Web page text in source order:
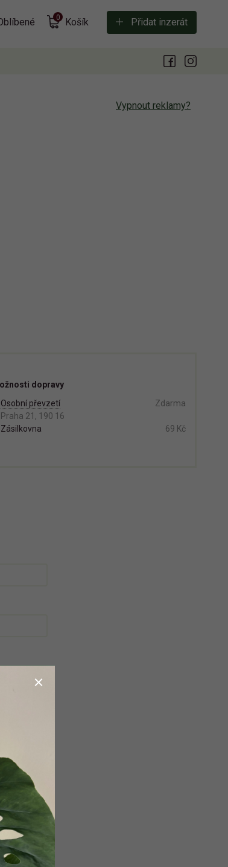
Košík
0 Přidat inzerát
Vypnout reklamy?
dopravy
Osobní převzetí
Praha 21, 190 16
Zdarma
Zásilkovna 69 Kč